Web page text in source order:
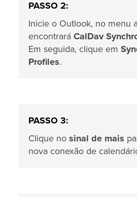
PASSO 2:
Inicie o Outlook, no menu
encontrará CalDav
Em seguida, clique em
Profiles.
PASSO 3:
Clique no sinal de mais
nova conexão de